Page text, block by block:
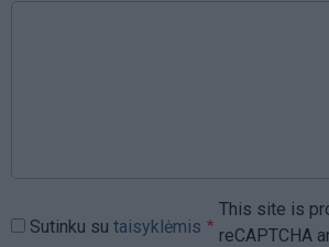
Sutinku su taisyklėmis
This site is
reCAPTCHA